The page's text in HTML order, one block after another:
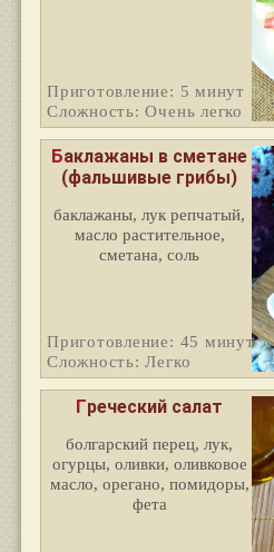
Приготовление: 5 минут
Сложность: Очень легко
Баклажаны в сметане
(фальшивые грибы)
баклажаны, лук репчатый,
масло растительное,
сметана, соль
Приготовление: 45 минут
Сложность: Легко
Греческий салат
болгарский перец, лук,
огурцы, оливки, оливковое
масло, орегано, помидоры,
фета